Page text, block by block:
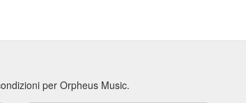
per Orpheus Music.